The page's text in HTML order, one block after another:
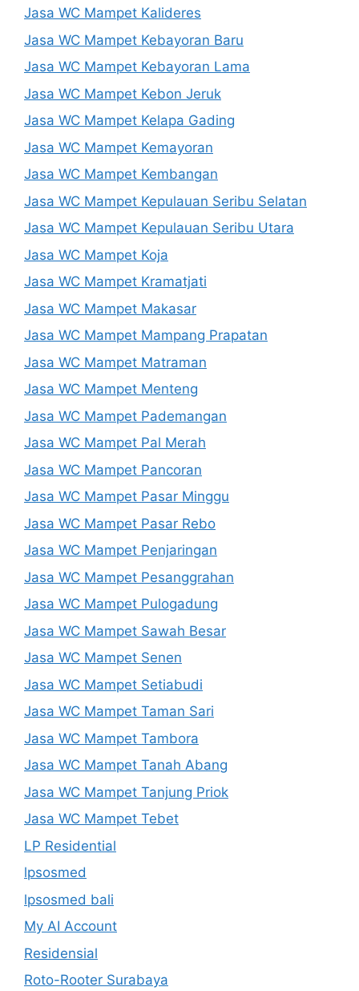
Jasa WC Mampet Kalideres
Jasa WC Mampet Kebayoran Baru
Jasa WC Mampet Kebayoran Lama
Jasa WC Mampet Kebon Jeruk
Jasa WC Mampet Kelapa Gading
Jasa WC Mampet Kemayoran
Jasa WC Mampet Kembangan
Jasa WC Mampet Kepulauan Seribu Selatan
Jasa WC Mampet Kepulauan Seribu Utara
Jasa WC Mampet Koja
Jasa WC Mampet Kramatjati
Jasa WC Mampet Makasar
Jasa WC Mampet Mampang Prapatan
Jasa WC Mampet Matraman
Jasa WC Mampet Menteng
Jasa WC Mampet Pademangan
Jasa WC Mampet Pal Merah
Jasa WC Mampet Pancoran
Jasa WC Mampet Pasar Minggu
Jasa WC Mampet Pasar Rebo
Jasa WC Mampet Penjaringan
Jasa WC Mampet Pesanggrahan
Jasa WC Mampet Pulogadung
Jasa WC Mampet Sawah Besar
Jasa WC Mampet Senen
Jasa WC Mampet Setiabudi
Jasa WC Mampet Taman Sari
Jasa WC Mampet Tambora
Jasa WC Mampet Tanah Abang
Jasa WC Mampet Tanjung Priok
Jasa WC Mampet Tebet
LP Residential
lpsosmed
lpsosmed bali
My AI Account
Residensial
Roto-Rooter Surabaya